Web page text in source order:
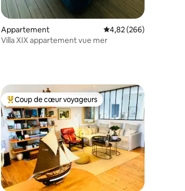
Appartement Évaluation moyenne
4,82 (266)
Villa XIX appartement vue mer
Coups de cœur voyageurs les plus appréciés
Coup de cœur voyageurs